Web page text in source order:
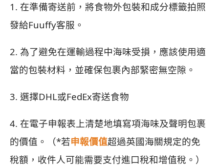
1. 在準備寄送前，將食物外包裝和成分標籤拍照
發給Fuuffy客服。
2. 為了避免在運輸過程中海味受損，應該使用適
當的包裝材料，並確保包裹內部緊密無空隙。
3. 選擇DHL或FedEx寄送食物
4. 在電子申報表上清楚地填寫項海味及聲明包裹
的價值。（*若申報價值超過英國海關規定的免
稅額，收件人可能需要支付進口稅和增值稅。）